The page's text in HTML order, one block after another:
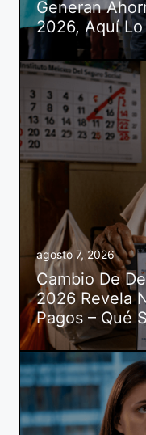
Generan
2026, Aquí
agosto 7, 2026
Cambio De
2026 Revela
Pagos – Qué